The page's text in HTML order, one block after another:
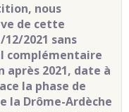
nous
de cette
12/2021 sans
complémentaire
après 2021, date à
la phase de
la Drôme-Ardèche